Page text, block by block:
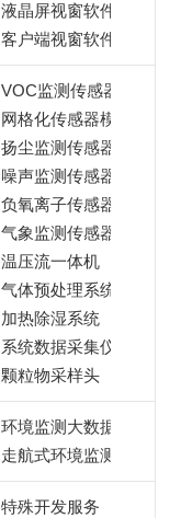
液晶屏视窗软件
客户端视窗软件
VOC监测传感器
网格化传感器模组
扬尘监测传感器
噪声监测传感器
负氧离子传感器
气象监测传感器
温压流一体机
气体预处理系统
加热除湿系统
系统数据采集仪
颗粒物采样头
环境监测大数据服务
走航式环境监测服务
特殊开发服务